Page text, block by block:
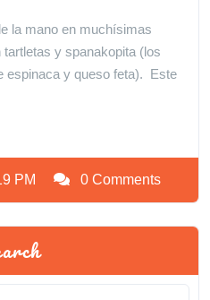
la mano en muchísimas
y spanakopita (los
espinaca y queso feta). Este
PM 0 Comments